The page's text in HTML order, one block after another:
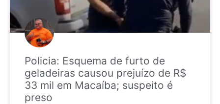
Policia: Esquema de furto de
geladeiras causou prejuízo de R$
33 mil em Macaíba; suspeito é
preso